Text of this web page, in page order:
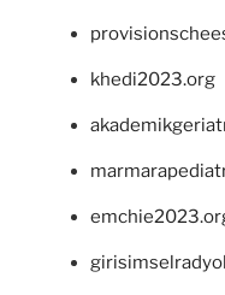
khedi2023.org